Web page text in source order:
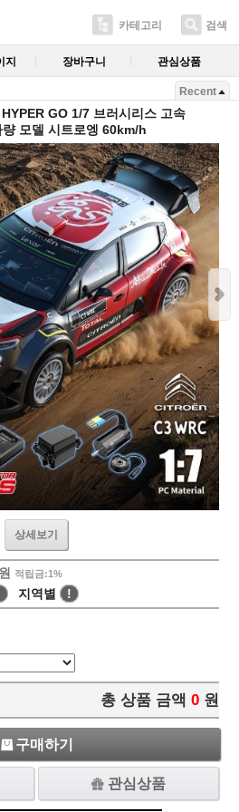
카테고리 검색
지 장바구니 관심상품
Recent
GO 1/7 브러시리스 고속
량 모델 시트로엥 60km/h
상세보기
적립금:1%
지역별 !
총 상품 금액 0 원
구매하기
관심상품